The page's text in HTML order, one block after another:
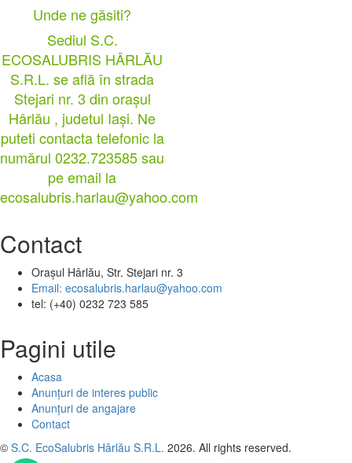
Unde ne gãsiti?
Sediul S.C.
ECOSALUBRIS HÂRLĂU
S.R.L. se află în strada
Stejari nr. 3 din orașul
Hârlău , judetul Iași. Ne
puteti contacta telefonic la
numărul 0232.723585 sau
pe email la
ecosalubris.harlau@yahoo.com
Contact
Orașul Hârlău, Str. Stejari nr. 3
Email: ecosalubris.harlau@yahoo.com
tel: (+40) 0232 723 585
Pagini utile
Acasa
Anunțuri de interes public
Anunțuri de angajare
Contact
© S.C. EcoSalubris Hârlău S.R.L. 2026. All rights reserved.